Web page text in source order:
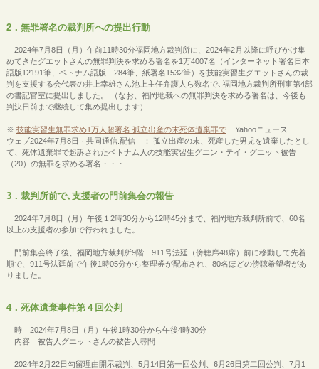
2．無罪署名の裁判所への提出行動
2024年7月8日（月）午前11時30分福岡地方裁判所に、2024年2月以降に呼びかけ集
めてきたグエットさんの無罪判決を求める署名を1万4007名（インターネット署名日本
語版12191筆、ベトナム語版 284筆、紙署名1532筆）を技能実習生グエットさんの裁
判を支援する会代表の井上幸雄さん池上主任弁護人ら数名で､福岡地方裁判所刑事第4部
の書記官室に提出しました。 （なお、福岡地裁への無罪判決を求める署名は、今後も
判決日前まで継続して集め提出します）
※ 技能実習生無罪求め1万人超署名 孤立出産の末死体遺棄罪で...Yahooニュース
ウェブ2024年7月8日 · 共同通信.配信 ： 孤立出産の末、死産した男児を遺棄したとし
て、死体遺棄罪で起訴されたベトナム人の技能実習生グエン・テイ・グエット被告
（20）の無罪を求める署名・・・
3．裁判所前で､支援者の門前集会の報告
2024年7月8日（月）午後１2時30分から12時45分まで、福岡地方裁判所前で、60名
以上の支援者の参加で行われました。
門前集会終了後、福岡地方裁判所9階 911号法廷（傍聴席48席）前に移動して先着
順で、911号法廷前で午後1時05分から整理券が配布され、80名ほどの傍聴希望者があ
りました。
4．死体遺棄事件第４回公判
時 2024年7月8日（月）午後1時30分から午後4時30分
内容 被告人グエットさんの被告人尋問
2024年2月22日勾留理由開示裁判、5月14日第一回公判、6月26日第二回公判、7月1